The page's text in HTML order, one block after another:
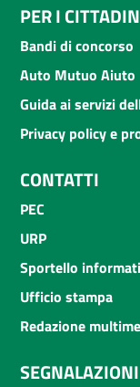
PER I
Bandi di concorso
Auto Mutuo Aiuto
Guida ai servizi
Privacy policy e
CONTATTI
PEC
URP
Sportello
Ufficio stampa
Redazione
SEGNALAZIONI